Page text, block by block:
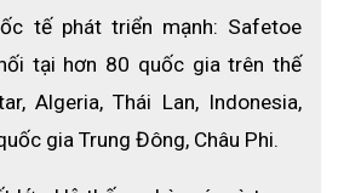
tế phát triển mạnh: Safetoe
tại hơn 80 quốc gia trên thế
Algeria, Thái Lan, Indonesia,
gia Trung Đông, Châu Phi.